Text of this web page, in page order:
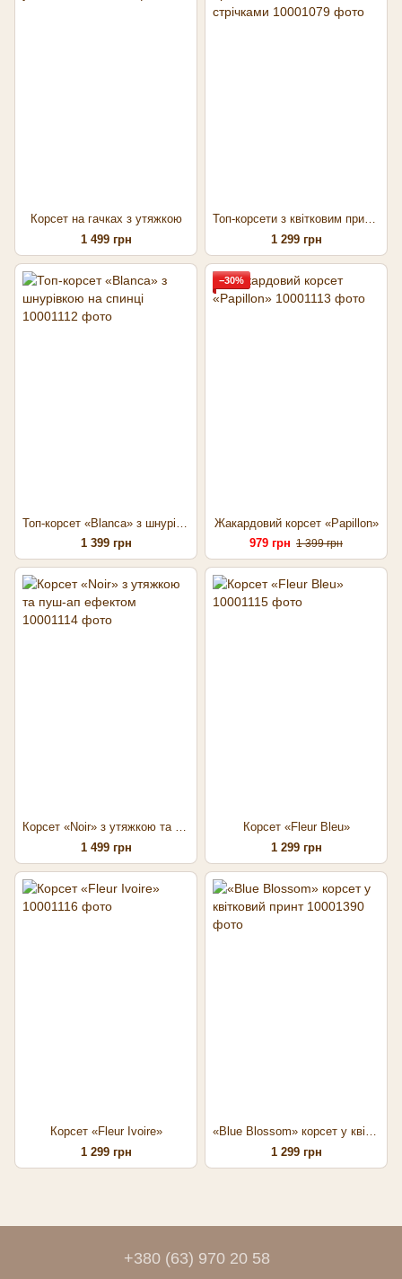
Корсет на гачках з утяжкою
1 499 грн
Топ-корсети з квітковим принтом та атласними стрічками
1 299 грн
1 399 грн
−30%
Жакардовий корсет «Papillon»
979 грн 1 399 грн
Корсет «Noir» з утяжкою та пуш-ап ефектом
1 499 грн
Корсет «Fleur Bleu»
1 299 грн
Корсет «Fleur Ivoire»
1 299 грн
«Blue Blossom» корсет у квітковий принт
1 299 грн
+380 (63) 970 20 58